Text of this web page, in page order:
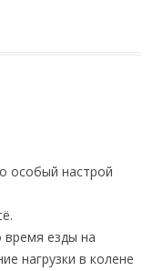
особый настрой
время езды на
нагрузки в колене